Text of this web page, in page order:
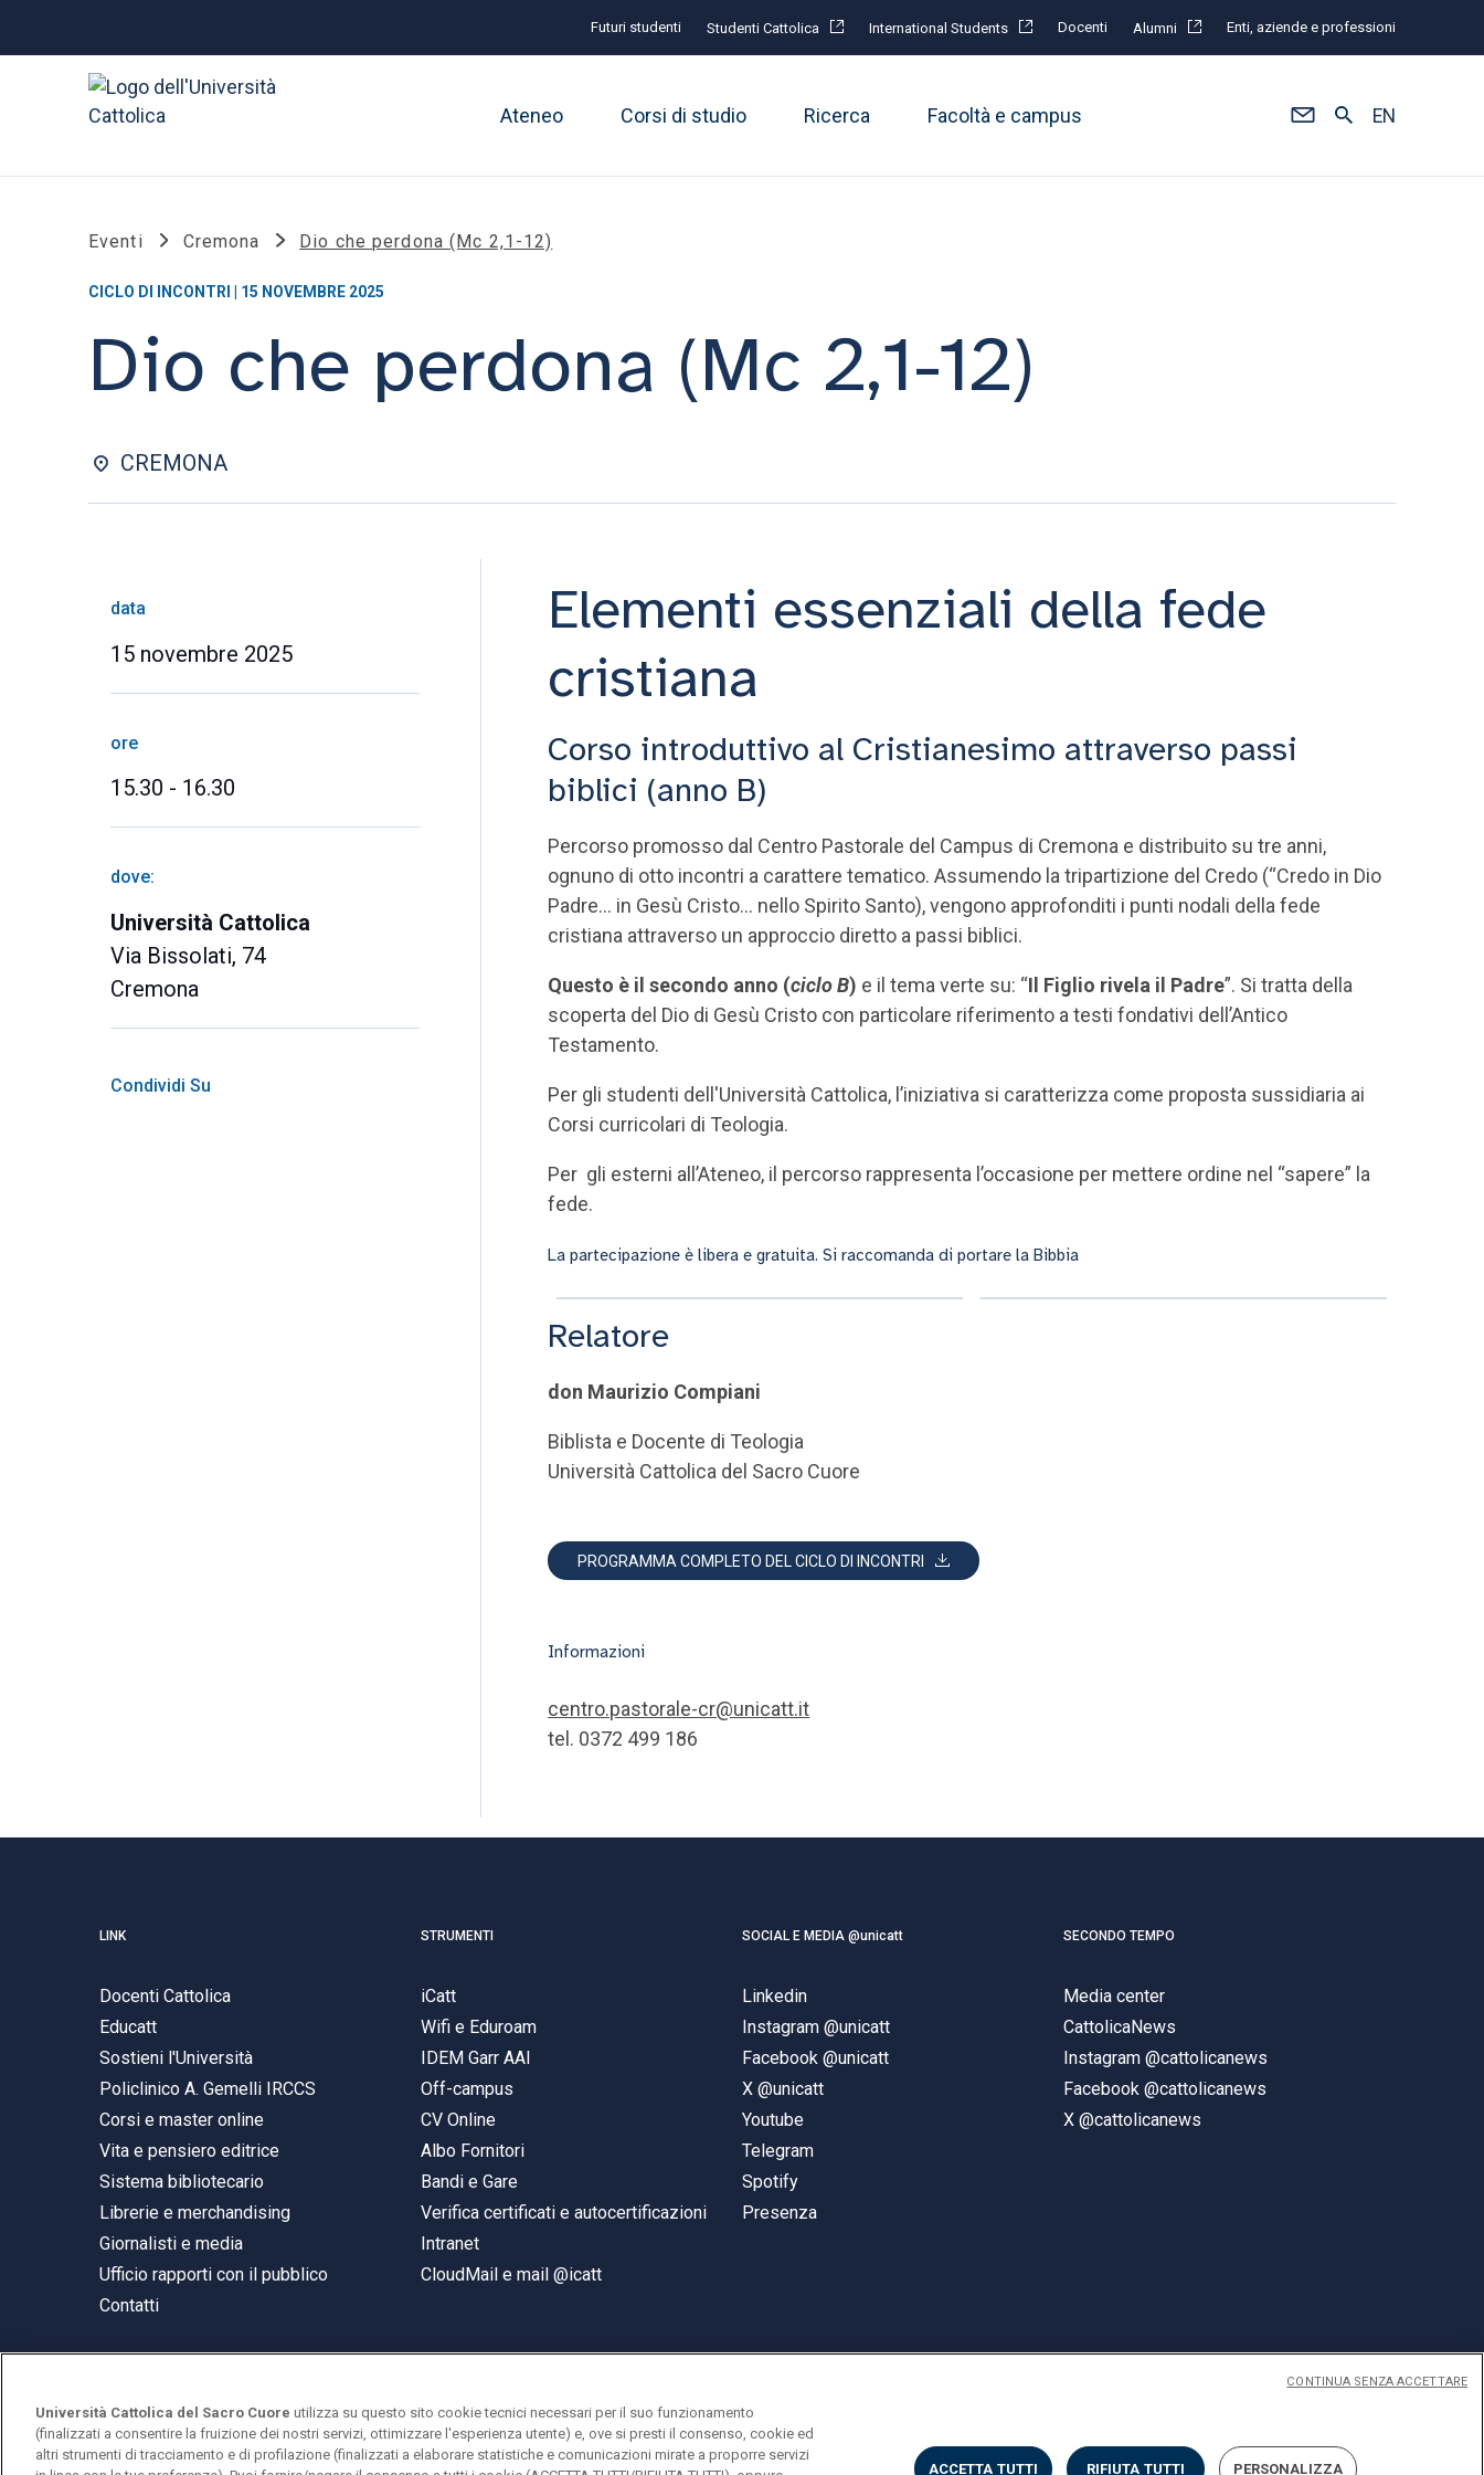
Futuri studenti Studenti Cattolica International Students Docenti Alumni Enti, aziende e professioni
Ateneo Corsi di studio Ricerca Facoltà e campus EN
Eventi Cremona Dio che perdona (Mc 2,1-12)
CICLO DI INCONTRI | 15 NOVEMBRE 2025
Dio che perdona (Mc 2,1-12)
CREMONA
data
15 novembre 2025
ore
15.30 - 16.30
dove:
Università Cattolica
Via Bissolati, 74
Cremona
Condividi Su
Elementi essenziali della fede
cristiana
Corso introduttivo al Cristianesimo attraverso passi
biblici (anno B)
Percorso promosso dal Centro Pastorale del Campus di Cremona e distribuito su tre anni,
ognuno di otto incontri a carattere tematico. Assumendo la tripartizione del Credo (“Credo in Dio
Padre… in Gesù Cristo… nello Spirito Santo), vengono approfonditi i punti nodali della fede
cristiana attraverso un approccio diretto a passi biblici.
Questo è il secondo anno (ciclo B) e il tema verte su: “Il Figlio rivela il Padre”. Si tratta della
scoperta del Dio di Gesù Cristo con particolare riferimento a testi fondativi dell’Antico
Testamento.
Per gli studenti dell'Università Cattolica, l’iniziativa si caratterizza come proposta sussidiaria ai
Corsi curricolari di Teologia.
Per gli esterni all’Ateneo, il percorso rappresenta l’occasione per mettere ordine nel “sapere” la
fede.
La partecipazione è libera e gratuita. Si raccomanda di portare la Bibbia
Relatore
don Maurizio Compiani
Biblista e Docente di Teologia
Università Cattolica del Sacro Cuore
PROGRAMMA COMPLETO DEL CICLO DI INCONTRI
Informazioni
centro.pastorale-cr@unicatt.it
tel. 0372 499 186
LINK
Docenti Cattolica
Educatt
Sostieni l'Università
Policlinico A. Gemelli IRCCS
Corsi e master online
Vita e pensiero editrice
Sistema bibliotecario
Librerie e merchandising
Giornalisti e media
Ufficio rapporti con il pubblico
Contatti
STRUMENTI
iCatt
Wifi e Eduroam
IDEM Garr AAI
Off-campus
CV Online
Albo Fornitori
Bandi e Gare
Verifica certificati e autocertificazioni
Intranet
CloudMail e mail @icatt
SOCIAL E MEDIA @unicatt
Linkedin
Instagram @unicatt
Facebook @unicatt
X @unicatt
Youtube
Telegram
Spotify
Presenza
SECONDO TEMPO
Media center
CattolicaNews
Instagram @cattolicanews
Facebook @cattolicanews
X @cattolicanews
© Università Cattolica del Sacro Cuore
Largo A. Gemelli 1, 20123 Milano
Università Cattolica del Sacro Cuore utilizza su questo sito cookie tecnici necessari per il suo funzionamento
(finalizzati a consentire la fruizione dei nostri servizi, ottimizzare l'esperienza utente) e, ove si presti il consenso, cookie ed
altri strumenti di tracciamento e di profilazione (finalizzati a elaborare statistiche e comunicazioni mirate a proporre servizi
ACCETTA TUTTI RIFIUTA TUTTI PERSONALIZZA
CONTINUA SENZA ACCETTARE